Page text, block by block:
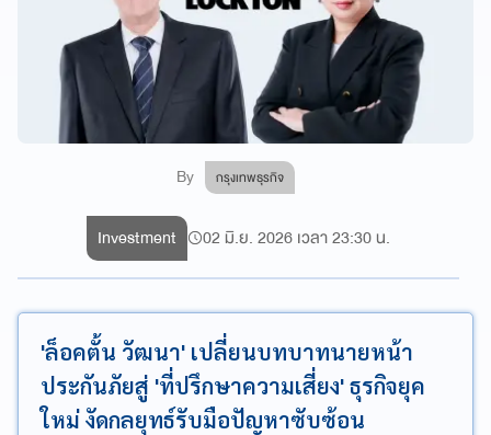
By กรุงเทพธุรกิจ
Investment 02 มิ.ย. 2026 เวลา 23:30 น.
'ล็อคตั้น วัฒนา' เปลี่ยนบทบาทนายหน้า
ประกันภัยสู่ 'ที่ปรึกษาความเสี่ยง' ธุรกิจยุค
ใหม่ งัดกลยุทธ์รับมือปัญหาซับซ้อน